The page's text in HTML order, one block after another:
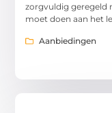
zorgvuldig geregeld
moet doen aan het
Aanbiedingen